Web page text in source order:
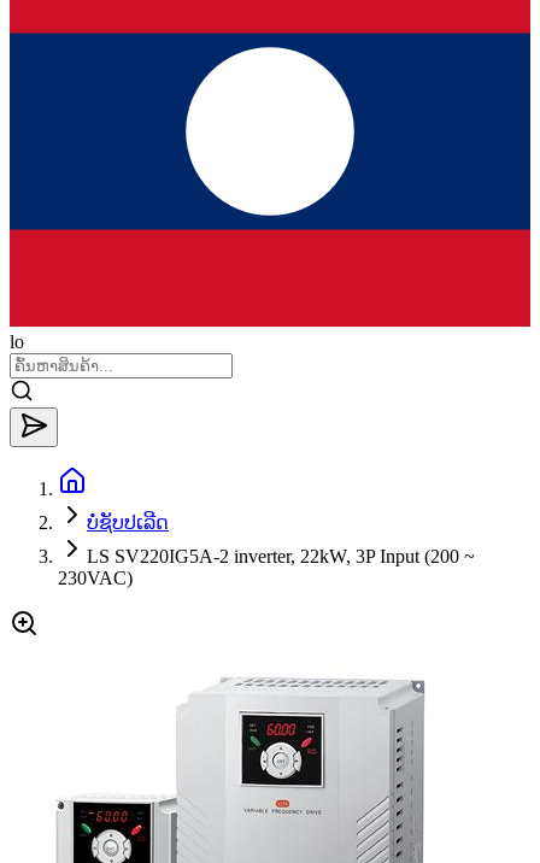
lo
ບໍ່ຊັບປເລີດ
LS SV220IG5A-2 inverter, 22kW, 3P Input (200 ~
230VAC)